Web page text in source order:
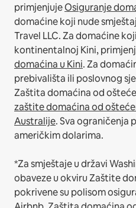
primjenjujeOsiguranje
domaćine koji nude
Travel LLC.Za domaćine
kontinentalnoj Kini,
domaćina u Kini.Za
prebivališta ili poslovnog
Zaštita domaćina od
zaštite domaćina od
Australije. Sva ograničenja
američkim dolarima.
*Za smještaje u državi
obaveze u okviru Zaštite
pokrivene su polisom